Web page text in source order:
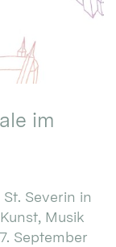
im
Severin in
Musik
September